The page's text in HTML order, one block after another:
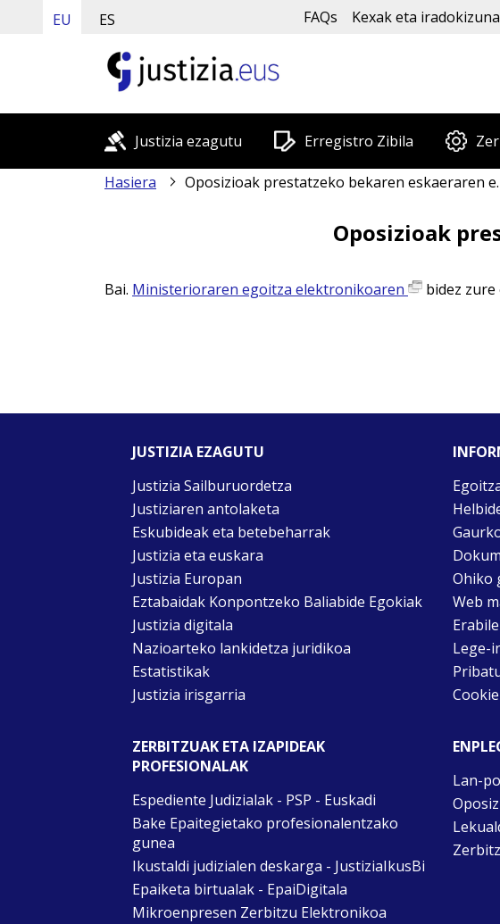
EU ES FAQs Kexak eta
Justizia ezagutu Erregistro Zibila
Hasiera Oposizioak prestatzeko bekaren eskaeraren egoera kontsulta dezaket?
Oposizioak
Bai. Ministerioraren egoitza elektronikoaren bidez
JUSTIZIA EZAGUTU
Justizia Sailburuordetza
Justiziaren antolaketa
Eskubideak eta betebeharrak
Justizia eta euskara
Justizia Europan
Eztabaidak Konpontzeko Baliabide Egokiak
Justizia digitala
Nazioarteko lankidetza juridikoa
Estatistikak
Justizia irisgarria
Ohiko
Web
Lege-
ZERBITZUAK ETA IZAPIDEAK
PROFESIONALAK
Espediente Judizialak - PSP - Euskadi
Bake Epaitegietako profesionalentzako
gunea
Ikustaldi judizialen deskarga - JustiziaIkusBi
Epaiketa birtualak - EpaiDigitala
Mikroenpresen Zerbitzu Elektronikoa
Lan-